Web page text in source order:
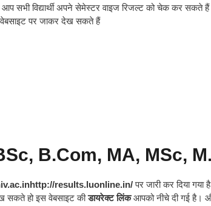
सभी विद्यार्थी अपने सेमेस्टर वाइज रिजल्ट को चेक कर सकते
पर जाकर देख सकते हैं
B.Com, MA, MSc,
results.luonline.in/पर जारी कर दिया
सकते हो इस वेबसाइट कीडायरेक्ट लिंकआपको नीचे दी गई है।